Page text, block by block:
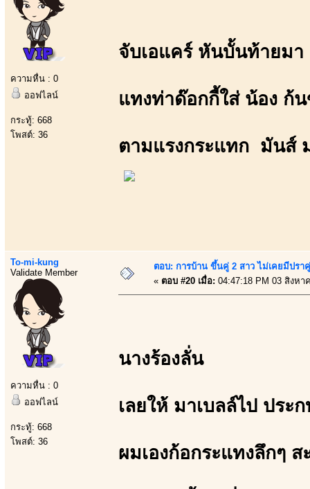
ความหื่น : 0
ออฟไลน์
กระทู้: 668
โพสต์: 36
จับเอแคร์ หันบั้นท้ายมา
แทงท่าด๊อกกี้ใส่ น้อง ก้น
ตามแรงกระแทก มันส์
To-mi-kung
Validate Member
ความหื่น : 0
ออฟไลน์
กระทู้: 668
โพสต์: 36
ตอบ: การบ้าน ขึ้นคู่ 2 สาว ไม่เคยมีปร
« ตอบ #20 เมื่อ: 04:47:18 PM 03 สิงหา
นางร้องลั่น
เลยให้ มาเบลล์ไป ประ
ผมเองก้อกระแทงลึกๆ ส